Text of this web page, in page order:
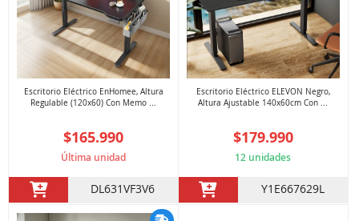
Escritorio Eléctrico EnHomee, Altura
Regulable (120x60) Con Memo ...
$165.990
Última unidad
DL631VF3V6
Escritorio Eléctrico ELEVON Negro,
Altura Ajustable 140x60cm Con ...
$179.990
12 unidades
Y1E667629L